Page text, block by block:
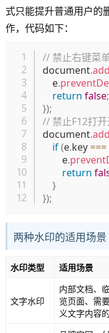
式只能提升普通用户的
作，代码如下：
// 禁止右键菜
document.
    e
.
return false;
});
// 禁止F12打
document.
if(e.key ===
        e
.
return
}
});
两种水印的适用场景
水印类型 适用场景
文字水印
内部文档、
览页面、需
义文字内容